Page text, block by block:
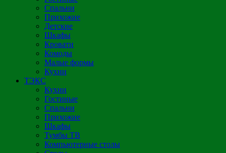
Спальни
Прихожие
Детские
Шкафы
Кровати
Комоды
Малые формы
Кухни
ТЭКС
Кухни
Гостиные
Спальни
Прихожие
Шкафы
Тумбы ТВ
Компьютерные столы